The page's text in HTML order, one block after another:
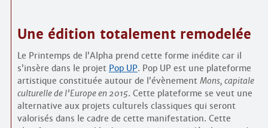
Une édition totalement remodelée
Le Printemps de l’Alpha prend cette forme inédite car il
s’insère dans le projet Pop UP. Pop UP est une plateforme
artistique constituée autour de l’évènement Mons, capitale
culturelle de l’Europe en 2015. Cette plateforme se veut une
alternative aux projets culturels classiques qui seront
valorisés dans le cadre de cette manifestation. Cette